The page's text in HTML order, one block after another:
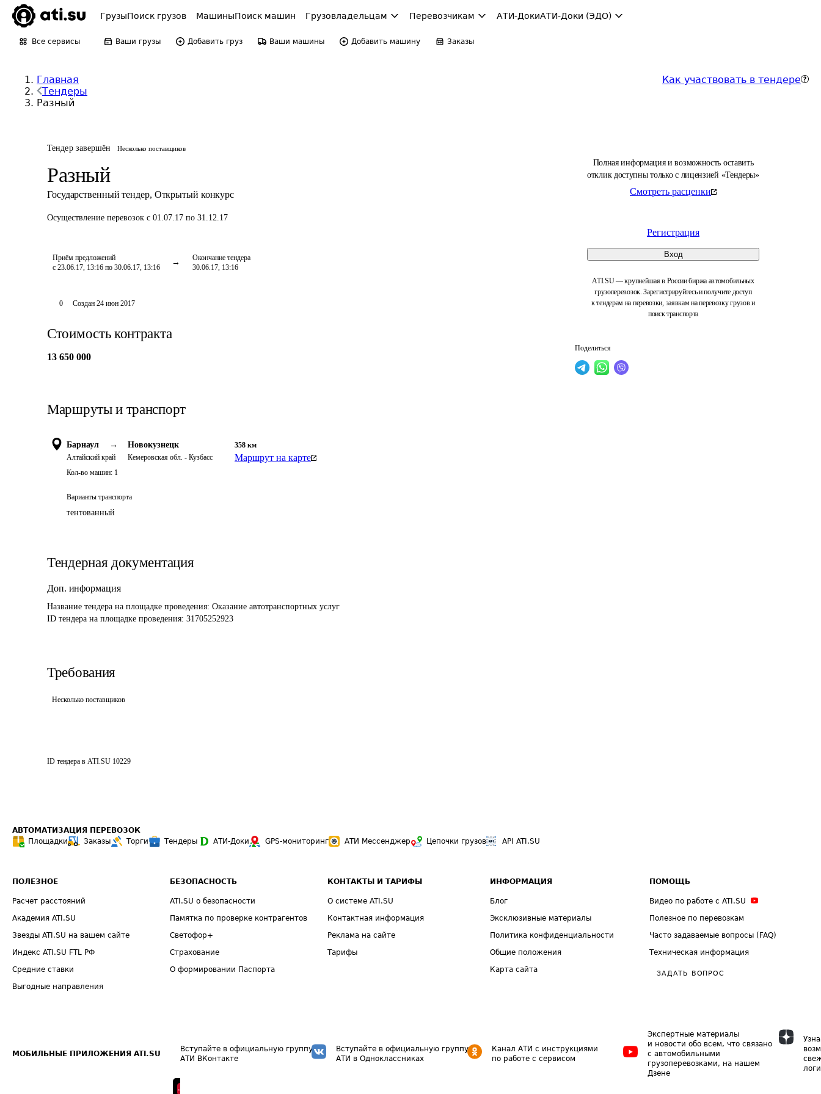
ГрузыПоиск грузов МашиныПоиск машин Грузовладельцам Перевозчикам АТИ-ДокиАТИ-Доки (ЭДО)
Все сервисы Ваши грузы Добавить груз Ваши машины Добавить машину Заказы
Главная
Тендеры
Разный
Как участвовать в тендере
Тендер завершён Несколько поставщиков
Разный
Государственный тендер, Открытый конкурс
Осуществление перевозок с 01.07.17 по 31.12.17
Приём предложений
с 23.06.17, 13:16 по 30.06.17, 13:16
Окончание тендера
30.06.17, 13:16
Полная информация и возможность оставить
отклик доступны только с лицензией «Тендеры»
Смотреть расценки
Регистрация
Вход
ATI.SU — крупнейшая в России биржа автомобильных
грузоперевозок. Зарегистрируйтесь и получите доступ
к тендерам на перевозки, заявкам на перевозку грузов и
поиск транспорта
Поделиться
0 Создан 24 июн 2017
Стоимость контракта
13 650 000
Маршруты и транспорт
Барнаул →
Алтайский край
Новокузнецк
Кемеровская обл. - Кузбасс
358 км
Маршрут на карте
Кол-во машин: 1
Варианты транспорта
тентованный
Тендерная документация
Доп. информация
Название тендера на площадке проведения: Оказание автотранспортных услуг
ID тендера на площадке проведения: 31705252923
Требования
Несколько поставщиков
ID тендера в ATI.SU 10229
АВТОМАТИЗАЦИЯ ПЕРЕВОЗОК
Площадки
Заказы Торги Тендеры АТИ-Доки GPS-мониторинг АТИ Мессенджер Цепочки грузов API ATI.SU
ПОЛЕЗНОЕ
Расчет расстояний
Академия ATI.SU
Звезды ATI.SU на вашем сайте
Индекс ATI.SU FTL РФ
Средние ставки
Выгодные направления
БЕЗОПАСНОСТЬ
ATI.SU о безопасности
Памятка по проверке контрагентов
Светофор+
Страхование
О формировании Паспорта
КОНТАКТЫ И ТАРИФЫ
О системе ATI.SU
Контактная информация
Реклама на сайте
Тарифы
ИНФОРМАЦИЯ
Блог
Эксклюзивные материалы
Политика конфиденциальности
Общие положения
Карта сайта
ПОМОЩЬ
Видео по работе с ATI.SU
Полезное по перевозкам
Часто задаваемые вопросы (FAQ)
Техническая информация
ЗАДАТЬ ВОПРОС
МОБИЛЬНЫЕ ПРИЛОЖЕНИЯ ATI.SU
Вступайте в официальную группу
АТИ ВКонтакте
Вступайте в официальную группу
АТИ в Одноклассниках
Канал АТИ с инструкциями
по работе с сервисом
Экспертные материалы
и новости обо всем, что связано
с автомобильными
грузоперевозками, на нашем
Дзене